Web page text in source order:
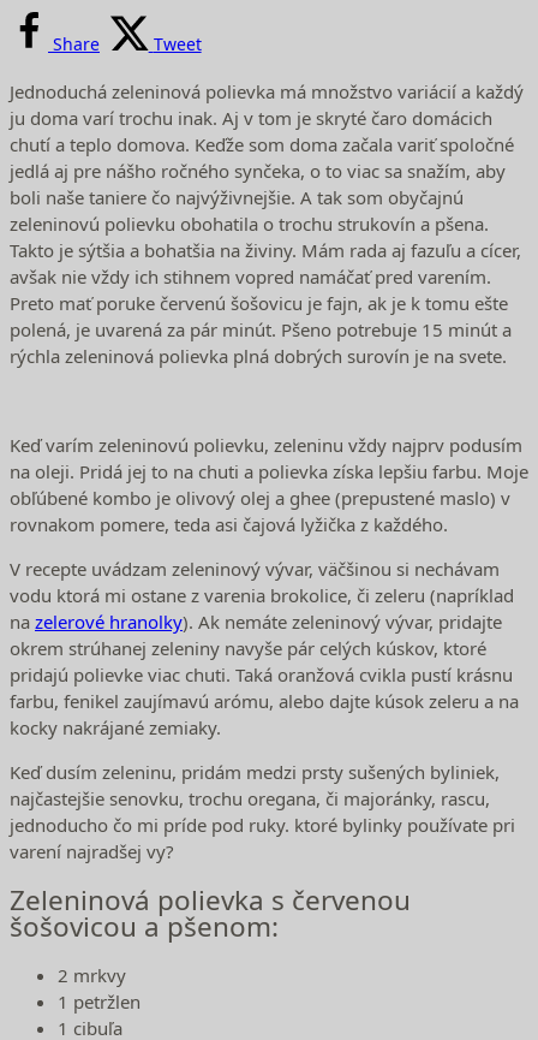
Share Tweet
Jednoduchá zeleninová polievka má množstvo variácií a každý
ju doma varí trochu inak. Aj v tom je skryté čaro domácich
chutí a teplo domova. Keďže som doma začala variť spoločné
jedlá aj pre nášho ročného synčeka, o to viac sa snažím, aby
boli naše taniere čo najvýživnejšie. A tak som obyčajnú
zeleninovú polievku obohatila o trochu strukovín a pšena.
Takto je sýtšia a bohatšia na živiny. Mám rada aj fazuľu a cícer,
avšak nie vždy ich stihnem vopred namáčať pred varením.
Preto mať poruke červenú šošovicu je fajn, ak je k tomu ešte
polená, je uvarená za pár minút. Pšeno potrebuje 15 minút a
rýchla zeleninová polievka plná dobrých surovín je na svete.
Keď varím zeleninovú polievku, zeleninu vždy najprv podusím
na oleji. Pridá jej to na chuti a polievka získa lepšiu farbu. Moje
obľúbené kombo je olivový olej a ghee (prepustené maslo) v
rovnakom pomere, teda asi čajová lyžička z každého.
V recepte uvádzam zeleninový vývar, väčšinou si nechávam
vodu ktorá mi ostane z varenia brokolice, či zeleru (napríklad
na zelerové hranolky). Ak nemáte zeleninový vývar, pridajte
okrem strúhanej zeleniny navyše pár celých kúskov, ktoré
pridajú polievke viac chuti. Taká oranžová cvikla pustí krásnu
farbu, fenikel zaujímavú arómu, alebo dajte kúsok zeleru a na
kocky nakrájané zemiaky.
Keď dusím zeleninu, pridám medzi prsty sušených byliniek,
najčastejšie senovku, trochu oregana, či majoránky, rascu,
jednoducho čo mi príde pod ruky. ktoré bylinky používate pri
varení najradšej vy?
Zeleninová polievka s červenou
šošovicou a pšenom:
2 mrkvy
1 petržlen
1 cibuľa